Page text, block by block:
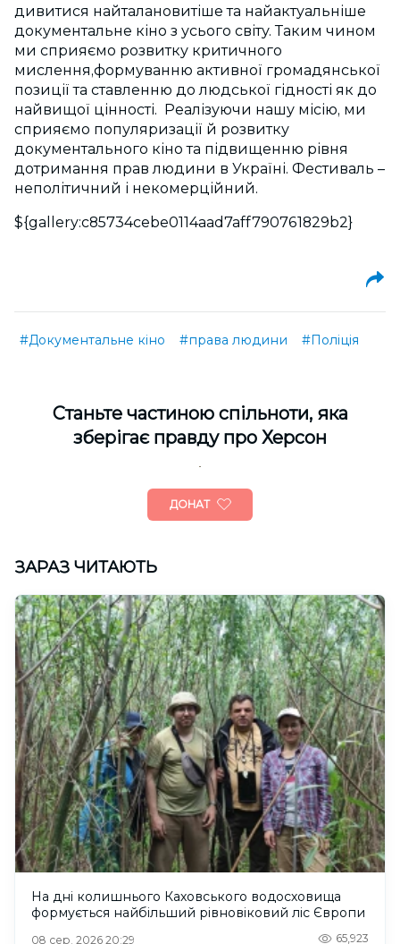
дивитися найталановитіше та найактуальніше
документальне кіно з усього світу. Таким чином
ми сприяємо розвитку критичного
мислення,формуванню активної громадянської
позиції та ставленню до людської гідності як до
найвищої цінності. Реалізуючи нашу місію, ми
сприяємо популяризації й розвитку
документального кіно та підвищенню рівня
дотримання прав людини в Україні. Фестиваль –
неполітичний і некомерційний.
${gallery:c85734cebe0114aad7aff790761829b2}
#Документальне кіно #права людини #Поліція
Cтаньте частиною спільноти, яка
зберігає правду про Херсон
ДОНАТ
ЗАРАЗ ЧИТАЮТЬ
На дні колишнього Каховського водосховища
формується найбільший рівновіковий ліс Європи
08 сер. 2026 20:29 65,923